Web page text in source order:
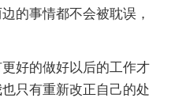
的事情都不会被耽误，
好的做好以后的工作才
只有重新改正自己的处